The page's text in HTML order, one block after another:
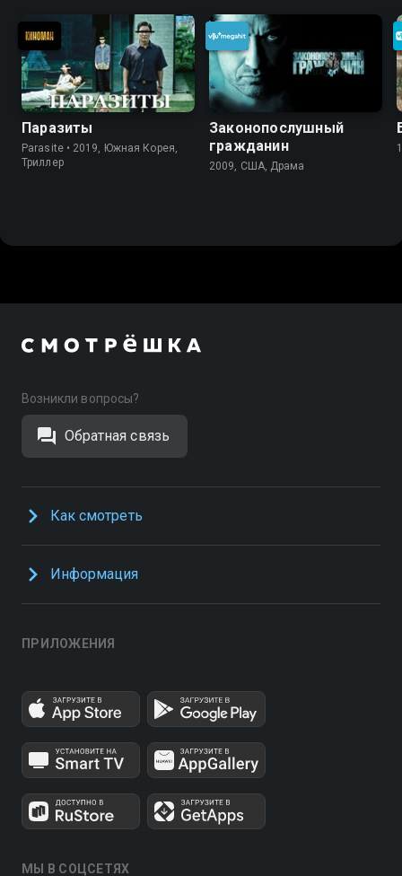
Паразиты
Parasite • 2019, Южная Корея,
Триллер
Законопослушный
гражданин
2009, США, Драма
Возникли вопросы?
Обратная связь
Как смотреть
Информация
ПРИЛОЖЕНИЯ
МЫ В СОЦСЕТЯХ